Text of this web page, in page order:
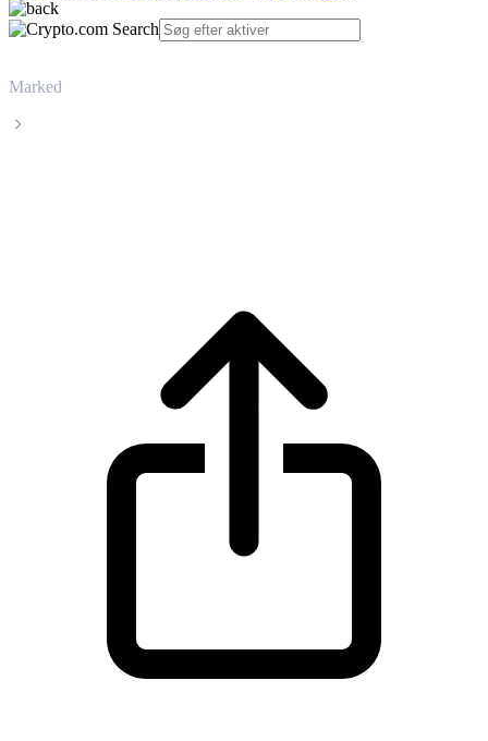
Marked